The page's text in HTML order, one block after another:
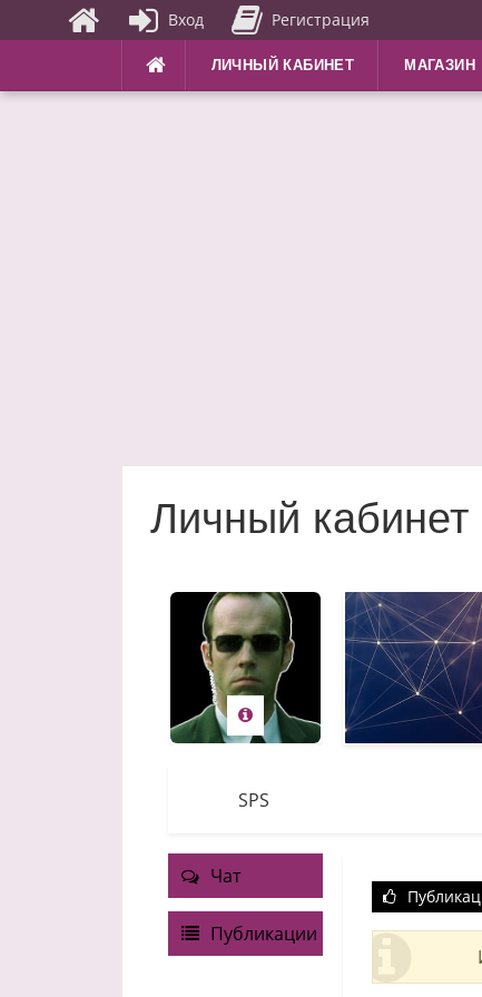
ЛИЧНЫЙ КАБИНЕТ МАГАЗИН
Личный кабинет
SPS
Чат
Публикации
Вход Регистрация